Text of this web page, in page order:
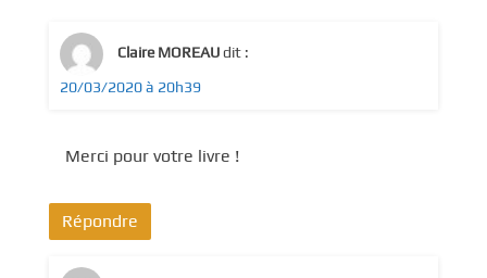
Claire MOREAUdit :
20/03/2020 à 20h39
Merci pour votre livre !
Répondre